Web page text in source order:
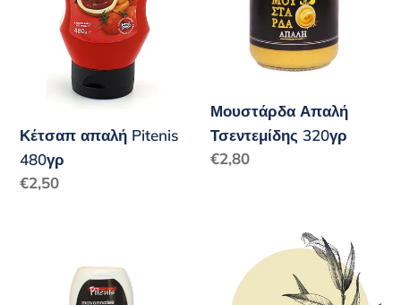
Κέτσαπ απαλή Pitenis
480γρ
Κανονική
€2,50
Μουστάρδα Απαλή
Τσεντεμίδης 320γρ
Κανονική
€2,80
Μουστάρδα
Αγγλίας